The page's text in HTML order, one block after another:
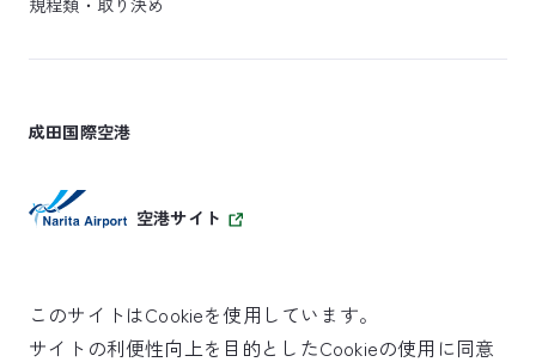
規程類・取り決め
成田国際空港
空港サイト
このサイトはCookieを使用しています。
サイトの利便性向上を目的としたCookieの使用に同意